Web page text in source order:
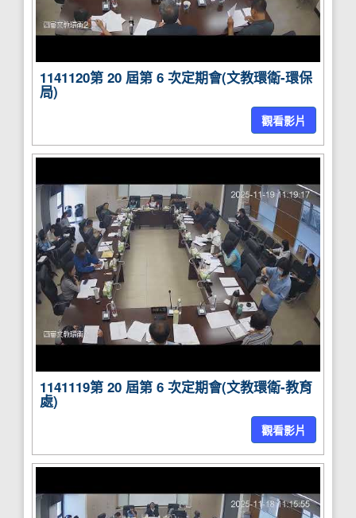
1141120第 20 屆第 6 次定期會(文教環衛-環保
局)
觀看影片
1141119第 20 屆第 6 次定期會(文教環衛-教育
處)
觀看影片